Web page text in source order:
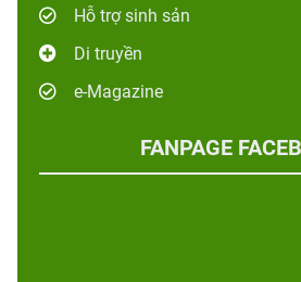
Hỗ trợ sinh sản
Di truyền
e-Magazine
FANPAGE